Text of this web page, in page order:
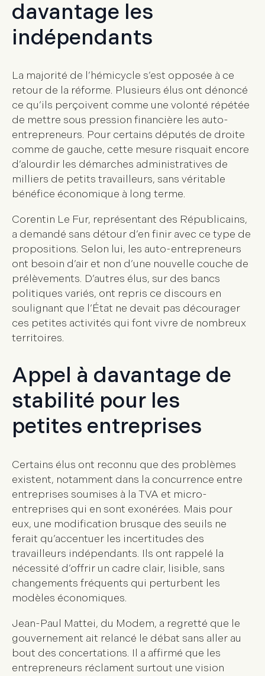
davantage les
indépendants
La majorité de l’hémicycle s’est opposée à ce
retour de la réforme. Plusieurs élus ont dénoncé
ce qu’ils perçoivent comme une volonté répétée
de mettre sous pression financière les auto-
entrepreneurs. Pour certains députés de droite
comme de gauche, cette mesure risquait encore
d’alourdir les démarches administratives de
milliers de petits travailleurs, sans véritable
bénéfice économique à long terme.
Corentin Le Fur, représentant des Républicains,
a demandé sans détour d’en finir avec ce type de
propositions. Selon lui, les auto-entrepreneurs
ont besoin d’air et non d’une nouvelle couche de
prélèvements. D’autres élus, sur des bancs
politiques variés, ont repris ce discours en
soulignant que l’État ne devait pas décourager
ces petites activités qui font vivre de nombreux
territoires.
Appel à davantage de
stabilité pour les
petites entreprises
Certains élus ont reconnu que des problèmes
existent, notamment dans la concurrence entre
entreprises soumises à la TVA et micro-
entreprises qui en sont exonérées. Mais pour
eux, une modification brusque des seuils ne
ferait qu’accentuer les incertitudes des
travailleurs indépendants. Ils ont rappelé la
nécessité d’offrir un cadre clair, lisible, sans
changements fréquents qui perturbent les
modèles économiques.
Jean-Paul Mattei, du Modem, a regretté que le
gouvernement ait relancé le débat sans aller au
bout des concertations. Il a affirmé que les
entrepreneurs réclament surtout une vision